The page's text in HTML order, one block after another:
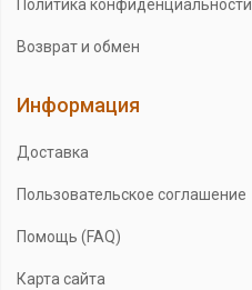
Политика конфиденциальности
Возврат и обмен
Информация
Доставка
Пользовательское соглашение
Помощь (FAQ)
Карта сайта